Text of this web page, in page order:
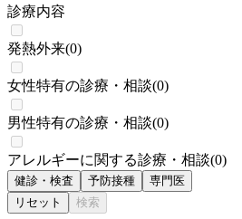
診療内容
発熱外来(0)
女性特有の診療・相談(0)
男性特有の診療・相談(0)
アレルギーに関する診療・相談(0)
健診・検査 予防接種
専門医
リセット
検索